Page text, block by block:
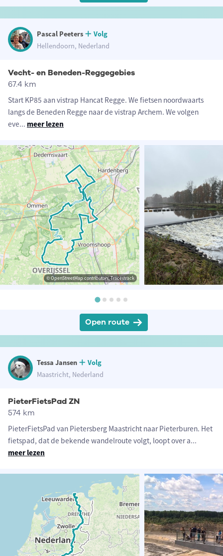
Pascal Peeters
Volg
Hellendoorn, Nederland
Vecht- en Beneden-Reggegebies
67.4 km
Start KP85 aan vistrap Hancat Regge. We fietsen noordwaarts
langs de Beneden Regge naar de vistrap Archem. We volgen
eve... meer lezen
© OpenStreetMap contributors, Tracestrack
Open route
Tessa Jansen
Volg
Maastricht, Nederland
PieterFietsPad ZN
574 km
PieterFietsPad van Pietersberg Maastricht naar Pieterburen. Het
fietspad, dat de bekende wandelroute volgt, loopt over a...
meer lezen